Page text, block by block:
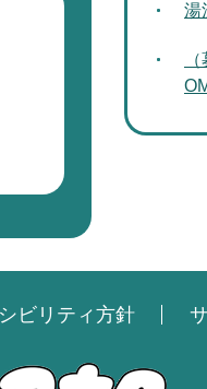
湯
ビリティ方針